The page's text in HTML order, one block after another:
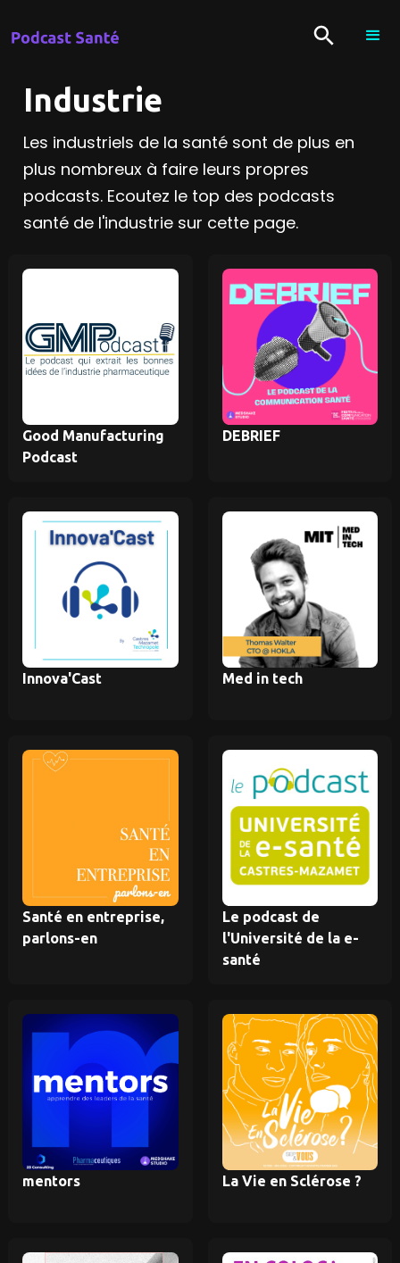
Industrie
Les industriels de la santé sont de plus en
plus nombreux à faire leurs propres
podcasts. Ecoutez le top des podcasts
santé de l'industrie sur cette page.
Good Manufacturing
Podcast
DEBRIEF
Innova'Cast Med in tech
Santé en entreprise,
parlons-en
Le podcast de
l'Université de la e-
santé
mentors La Vie en Sclérose ?